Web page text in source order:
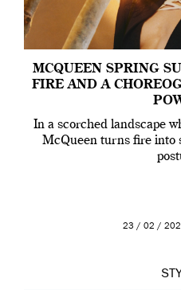
MCQUEEN SPRING
FIRE AND A
In a scorched landscape
McQueen turns fire into
23 / 02 /